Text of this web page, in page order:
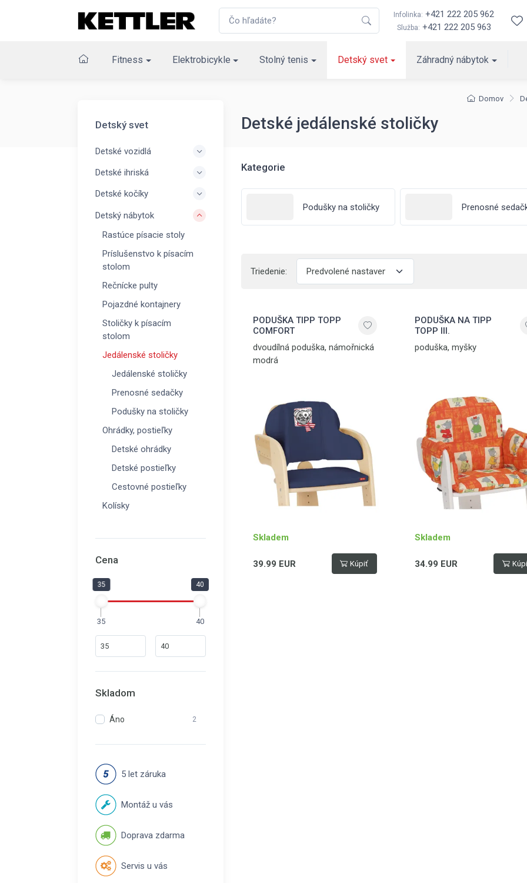
Infolinka: +421 222 205 962
Služba: +421 222 205 963
Fitness Elektrobicykle Stolný tenis Detský svet Záhradný nábytok
Domov
Detské jedálenské stoličky
Detský svet
Detské vozidlá
Detské ihriská
Detské kočíky
Detský nábytok
Rastúce písacie stoly
Príslušenstvo k písacím
stolom
Rečnícke pulty
Pojazdné kontajnery
Stoličky k písacím
stolom
Jedálenské stoličky
Jedálenské stoličky
Prenosné sedačky
Podušky na stoličky
Ohrádky, postieľky
Detské ohrádky
Detské postieľky
Cestovné postieľky
Kolísky
Cena
35 40
35 40
Skladom
Áno 2
5 let záruka
Montáž u vás
Doprava zdarma
Servis u vás
Kategorie
Podušky na stoličky Prenosné
Triedenie:
PODUŠKA TIPP TOPP
COMFORT
dvoudílná poduška, námořnická
modrá
Skladem
39.99 EUR Kúpiť
PODUŠKA NA TIPP
TOPP III.
poduška, myšky
Skladem
34.99 EUR